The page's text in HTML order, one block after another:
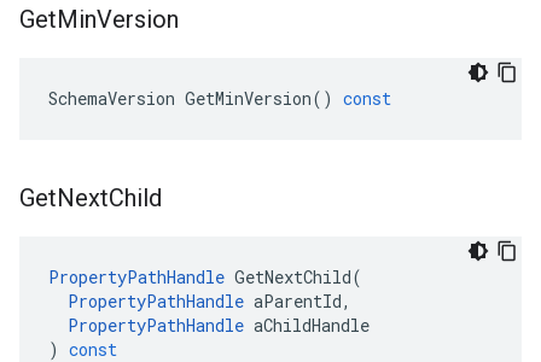
GetMinVersion
SchemaVersion GetMinVersion() const
GetNextChild
PropertyPathHandle GetNextChild(
PropertyPathHandle aParentId,
PropertyPathHandle aChildHandle
) const